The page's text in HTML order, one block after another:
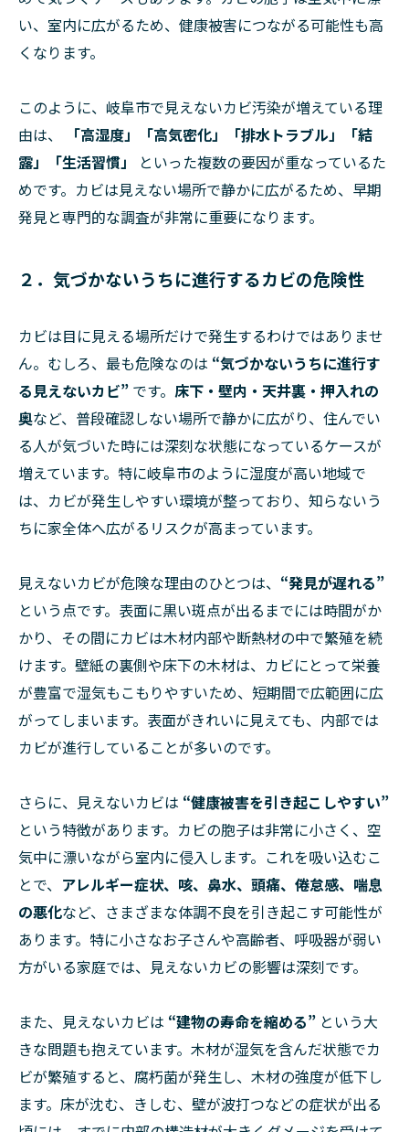
い、室内に広がるため、健康被害につながる可能性も高
くなります。
このように、岐阜市で見えないカビ汚染が増えている理
由は、
「高湿度」「高気密化」「排水トラブル」「結
露」「生活習慣」
といった複数の要因が重なっているた
めです。カビは見えない場所で静かに広がるため、早期
発見と専門的な調査が非常に重要になります。
２．気づかないうちに進行するカビの危険性
カビは目に見える場所だけで発生するわけではありませ
ん。むしろ、最も危険なのは “気づかないうちに進行す
る見えないカビ” です。 床下・壁内・天井裏・押入れの
奥など、普段確認しない場所で静かに広がり、住んでい
る人が気づいた時には深刻な状態になっているケースが
増えています。特に岐阜市のように湿度が高い地域で
は、カビが発生しやすい環境が整っており、知らないう
ちに家全体へ広がるリスクが高まっています。
見えないカビが危険な理由のひとつは、 “発見が遅れる”
という点です。表面に黒い斑点が出るまでには時間がか
かり、その間にカビは木材内部や断熱材の中で繁殖を続
けます。壁紙の裏側や床下の木材は、カビにとって栄養
が豊富で湿気もこもりやすいため、短期間で広範囲に広
がってしまいます。表面がきれいに見えても、内部では
カビが進行していることが多いのです。
さらに、見えないカビは “健康被害を引き起こしやすい”
という特徴があります。カビの胞子は非常に小さく、空
気中に漂いながら室内に侵入します。これを吸い込むこ
とで、 アレルギー症状、咳、鼻水、頭痛、倦怠感、喘息
の悪化など、さまざまな体調不良を引き起こす可能性が
あります。特に小さなお子さんや高齢者、呼吸器が弱い
方がいる家庭では、見えないカビの影響は深刻です。
また、見えないカビは “建物の寿命を縮める” という大
きな問題も抱えています。木材が湿気を含んだ状態でカ
ビが繁殖すると、腐朽菌が発生し、木材の強度が低下し
ます。床が沈む、きしむ、壁が波打つなどの症状が出る